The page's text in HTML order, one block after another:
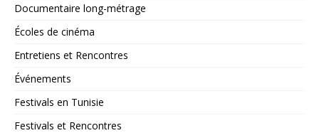
Documentaire long-métrage
Écoles de cinéma
Entretiens et Rencontres
Événements
Festivals en Tunisie
Festivals et Rencontres